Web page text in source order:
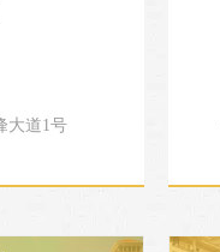
大道1号